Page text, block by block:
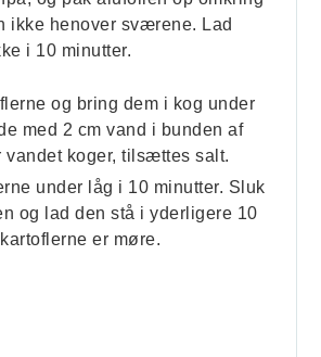
ikke henover sværene. Lad
i 10 minutter.
og bring dem i kog under
med 2 cm vand i bunden af
vandet koger, tilsættes salt.
under låg i 10 minutter. Sluk
og lad den stå i yderligere 10
er møre.